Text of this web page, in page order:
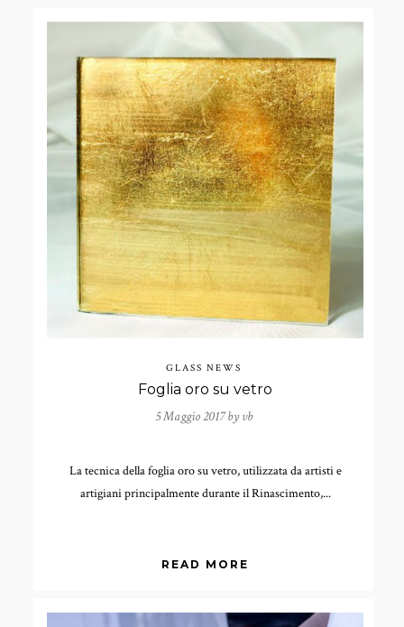
GLASS NEWS
Foglia oro su vetro
5 Maggio 2017 by vb
La tecnica della foglia oro su vetro, utilizzata da artisti e
artigiani principalmente durante il Rinascimento,...
READ MORE